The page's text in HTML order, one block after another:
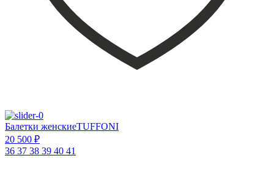
Балетки женскиеTUFFONI
20 500 ₽
36 37 38 39 40 41